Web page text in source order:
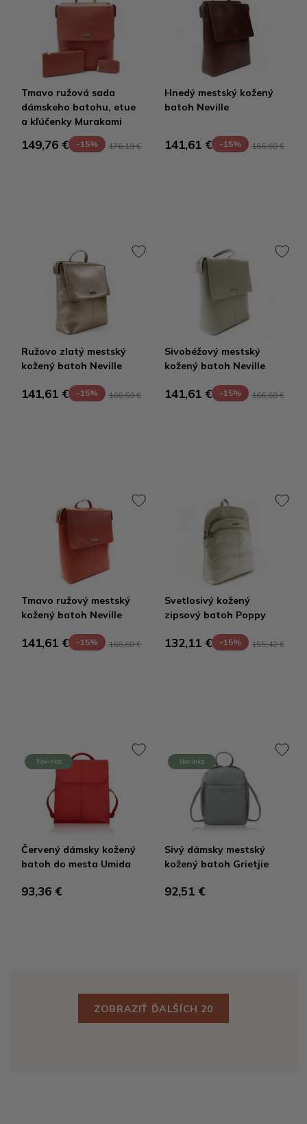
Tmavo ružová sada
dámskeho batohu, etue
a kľúčenky Murakami
149,76 € -15% 176,19 €
Hnedý mestský kožený
batoh Neville
141,61 € -15% 166,60 €
Ružovo zlatý mestský
kožený batoh Neville
141,61 € -15% 166,60 €
Sivobéžový mestský
kožený batoh Neville
141,61 € -15% 166,60 €
Tmavo ružový mestský
kožený batoh Neville
141,61 € -15% 166,60 €
Svetlosivý kožený
zipsový batoh Poppy
132,11 € -15% 155,42 €
Novinka
Červený dámsky kožený
batoh do mesta Umida
93,36 €
Novinka
Sivý dámsky mestský
kožený batoh Grietjie
92,51 €
ZOBRAZIŤ ĎALŠÍCH 20